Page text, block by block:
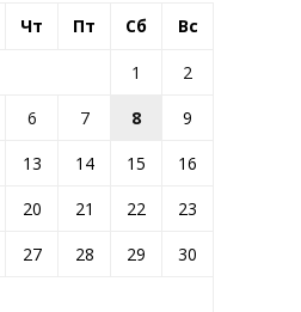
Чт Пт Сб Вс
1
2
6 7 8
9
13 14 15
16
20 21 22
23
27 28 29
30